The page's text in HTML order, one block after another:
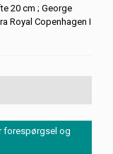
20 cm ; George
Royal Copenhagen I
forespørgsel og